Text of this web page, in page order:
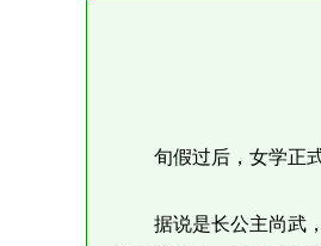
旬假过后，女学正式
据说是长公主尚武，